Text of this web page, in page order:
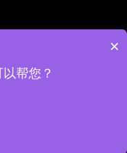
工厂
×
帮您？